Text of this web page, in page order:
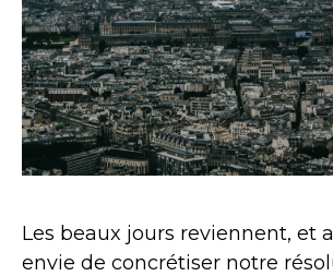
Les beaux jours reviennent, et
envie de concrétiser notre